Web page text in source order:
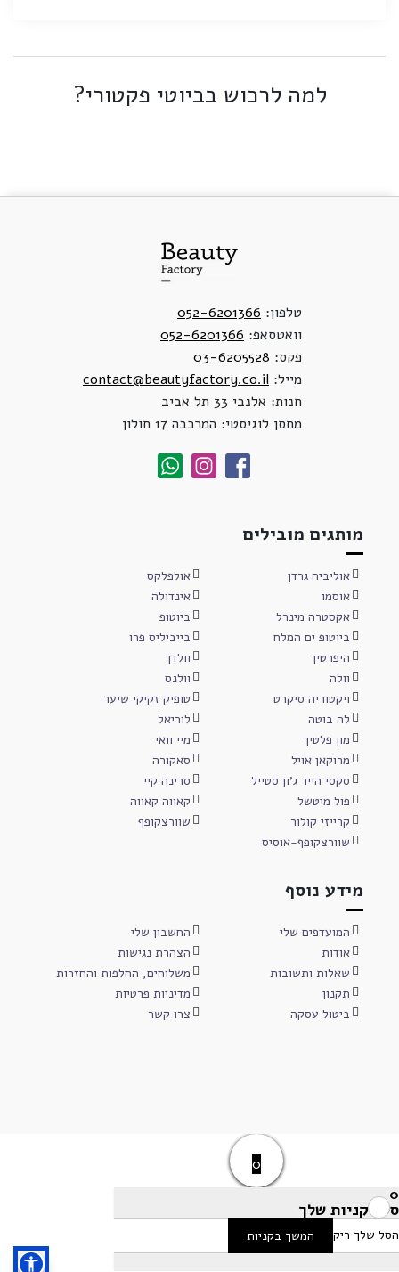
למה לרכוש בביוטי פקטורי?
טלפון: 052-6201366
וואטסאפ: 052-6201366
פקס: 03-6205528
מייל: contact@beautyfactory.co.il
חנות: אלנבי 33 תל אביב
מחסן לוגיסטי: המרכבה 17 חולון
מותגים מובילים
אוליביה גרדן
אולפלקס
אוסמו
אינדולה
אקסטרה מינרל
ביוטופ
ביוטופ ים המלח
בייביליס פרו
היפרטין
וולדן
וולה
וולנס
ויקטוריה סיקרט
טופיק זקיקי שיער
לה בוטה
לוריאל
מון פלטין
מיי וואי
מרוקאן אויל
סאקורה
סקסי הייר ג'ון סטייל
סרינה קיי
פול מיטשל
קאווה קאווה
קרייזי קולור
שוורצקופף
שוורצקופף-אוסיס
מידע נוסף
המועדפים שלי
החשבון שלי
אודות
הצהרת נגישות
שאלות ותשובות
משלוחים, החלפות והחזרות
תקנון
מדיניות פרטיות
ביטול עסקה
צרו קשר
0
0
סל הקניות שלך
הסל שלך ריק המשך בקניות